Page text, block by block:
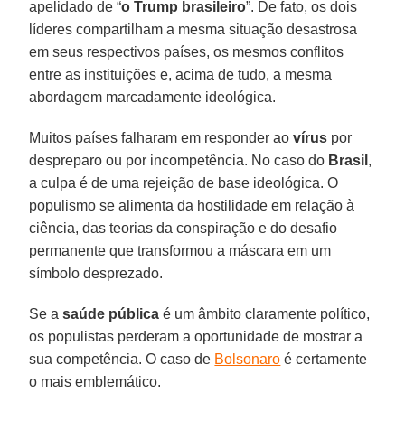
apelidado de “o Trump brasileiro”. De fato, os dois
líderes compartilham a mesma situação desastrosa
em seus respectivos países, os mesmos conflitos
entre as instituições e, acima de tudo, a mesma
abordagem marcadamente ideológica.
Muitos países falharam em responder aovírus por
despreparo ou por incompetência. No caso do Brasil ,
a culpa é de uma rejeição de base ideológica. O
populismo se alimenta da hostilidade em relação à
ciência, das teorias da conspiração e do desafio
permanente que transformou a máscara em um
símbolo desprezado.
Se asaúde pública é um âmbito claramente político,
os populistas perderam a oportunidade de mostrar a
sua competência. O caso de Bolsonaro é certamente
o mais emblemático.